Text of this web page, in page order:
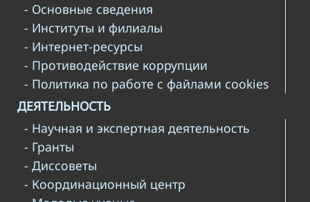
- Основные сведения
- Институты и филиалы
- Интернет-ресурсы
- Противодействие коррупции
- Политика по работе с файлами cookies
ДЕЯТЕЛЬНОСТЬ
- Научная и экспертная деятельность
- Гранты
- Диссоветы
- Координационный центр